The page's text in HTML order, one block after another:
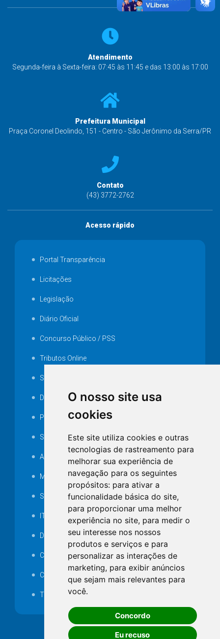
O nosso site usa
cookies
Este site utiliza cookies e outras
tecnologias de rastreamento para
melhorar sua experiência de
navegação para os seguintes
propósitos: para ativar a
funcionalidade básica do site,
para proporcionar uma melhor
experiência no site, para medir o
seu interesse nos nossos
produtos e serviços e para
personalizar as interações de
marketing, para exibir anúncios
que sejam mais relevantes para
você.
Concordo
Eu recuso
Atendimento
Segunda-feira à Sexta-feira: 07:45 às 11:45 e das 13:00 às 17:00
Prefeitura Municipal
Praça Coronel Deolindo, 151 - Centro - São Jerônimo da Serra/PR
Contato
(43) 3772-2762
Acesso rápido
Portal Transparência
Licitações
Legislação
Diário Oficial
Concurso Público / PSS
Tributos Online
Serviços ISS-E
Decretos
Portarias
SAMAE
Audiência pública
MANUTENÇÃO DE ILUMINAÇÃO PÚBLICA
Serviços Técnicos TI
ITR
Desapropriações
Catalogo Eletrônico de Padronização
Consórcios Municipais
Telefones Úteis